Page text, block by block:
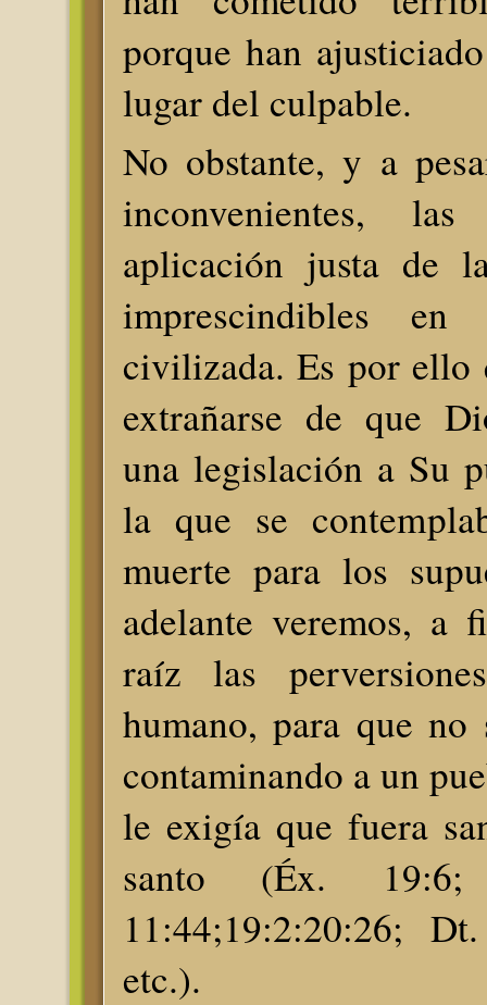
porque han
lugar del culpable.
No obstante, y a
inconvenientes,
aplicación justa de
imprescindibles en
civilizada. Es por ello
extrañarse de que
una legislación a Su
la que se
muerte para los
adelante veremos, a
raíz las
humano, para que no
contaminando a un
le exigía que fuera
santo (Éx.
11:44;19:2:20:26;
etc.).